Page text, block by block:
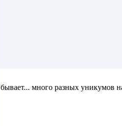
бывает... много разных уникумов